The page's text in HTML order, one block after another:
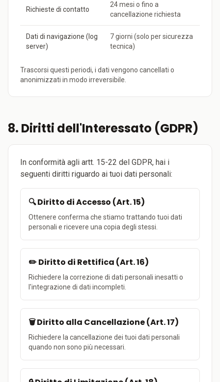
Richieste di contatto
24 mesi o fino a
cancellazione richiesta
Dati di navigazione (log
server)
7 giorni (solo per sicurezza
tecnica)
Trascorsi questi periodi, i dati vengono cancellati o
anonimizzati in modo irreversibile.
8. Diritti dell'Interessato (GDPR)
In conformità agli artt. 15-22 del GDPR, hai i
seguenti diritti riguardo ai tuoi dati personali:
🔍 Diritto di Accesso (Art. 15)
Ottenere conferma che stiamo trattando tuoi dati
personali e ricevere una copia degli stessi.
✏️ Diritto di Rettifica (Art. 16)
Richiedere la correzione di dati personali inesatti o
l'integrazione di dati incompleti.
🗑️ Diritto alla Cancellazione (Art. 17)
Richiedere la cancellazione dei tuoi dati personali
quando non sono più necessari.